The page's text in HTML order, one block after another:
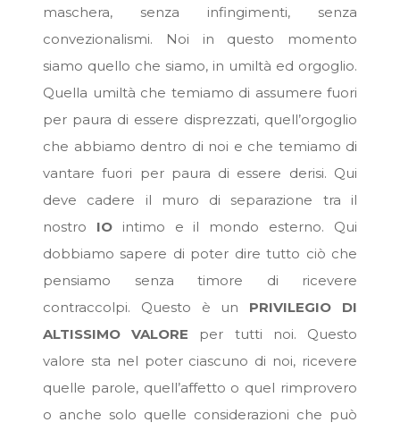
maschera, senza infingimenti, senza
convezionalismi. Noi in questo momento
siamo quello che siamo, in umiltà ed orgoglio.
Quella umiltà che temiamo di assumere fuori
per paura di essere disprezzati, quell’orgoglio
che abbiamo dentro di noi e che temiamo di
vantare fuori per paura di essere derisi. Qui
deve cadere il muro di separazione tra il
nostro IOintimo e il mondo esterno. Qui
dobbiamo sapere di poter dire tutto ciò che
pensiamo senza timore di ricevere
contraccolpi. Questo è un PRIVILEGIO DI
ALTISSIMO VALORE per tutti noi. Questo
valore sta nel poter ciascuno di noi, ricevere
quelle parole, quell’affetto o quel rimprovero
o anche solo quelle considerazioni che può